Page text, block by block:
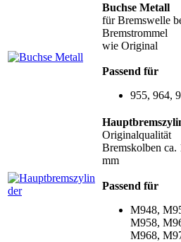
Buchse Metall
für Bremswelle
Bremstrommel
wie Original
Passend für
955, 964,
Originalqualität
Bremskolben ca.
mm
Passend für
M948,
M958,
M968,